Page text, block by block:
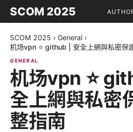
SCOM 2025
SCOM 2025 › General ›
机场vpn ⭐ github | 安全上網與私密保
GENERAL
机场vpn ⭐
全上網與私密
整指南